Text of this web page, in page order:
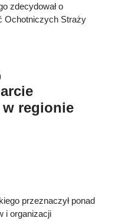
zdecydował o
Ochotniczych Straży
w regionie
przeznaczył ponad
i organizacji